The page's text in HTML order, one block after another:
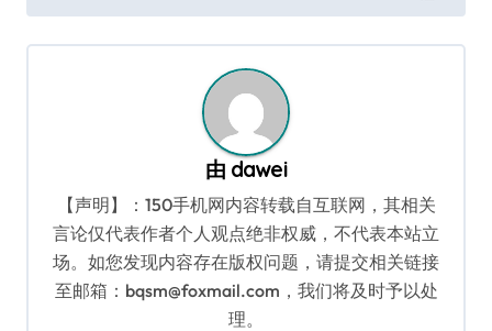
导
航
由 dawei
【声明】：150手机网内容转载自互联网，其相关
言论仅代表作者个人观点绝非权威，不代表本站立
场。如您发现内容存在版权问题，请提交相关链接
至邮箱：bqsm@foxmail.com，我们将及时予以处
理。